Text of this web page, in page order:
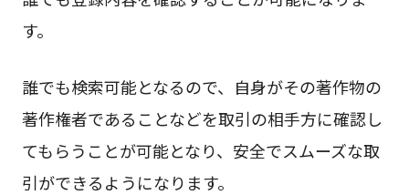
す。
誰でも検索可能となるので、自身がその著作物の
著作権者であることなどを取引の相手方に確認し
てもらうことが可能となり、安全でスムーズな取
引ができるようになります。